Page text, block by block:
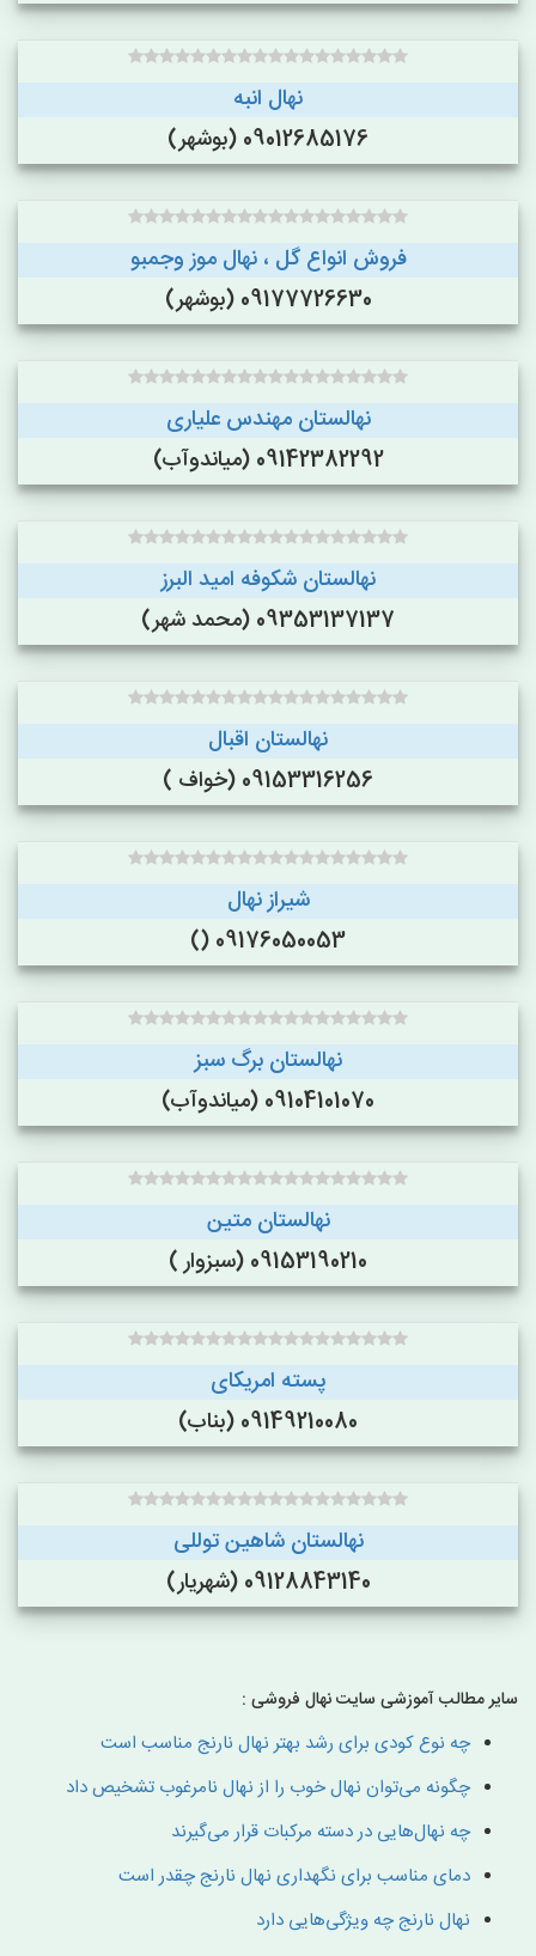
نهال انبه
09012685176 (بوشهر)
فروش انواع گل ، نهال موز وجمبو
09177726630 (بوشهر)
نهالستان مهندس علیاری
09142382292 (میاندوآب)
نهالستان شکوفه امید البرز
09353137137 (محمد شهر)
نهالستان اقبال
09153316256 (خواف )
شیراز نهال
09176050053 ()
نهالستان برگ سبز
09104101070 (میاندوآب)
نهالستان متین
09153190210 (سبزوار )
پسته امریکای
09149210080 (بناب)
نهالستان شاهین توللی
09128843140 (شهریار)
سایر مطالب آموزشی سایت نهال فروشی :
چه نوع کودی برای رشد بهتر نهال نارنج مناسب است
چگونه می‌توان نهال خوب را از نهال نامرغوب تشخیص داد
چه نهال‌هایی در دسته مرکبات قرار می‌گیرند
دمای مناسب برای نگهداری نهال نارنج چقدر است
نهال نارنج چه ویژگی‌هایی دارد